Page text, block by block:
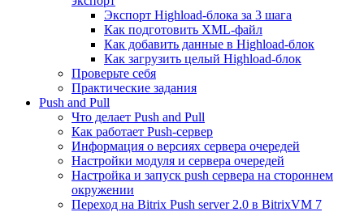
Экспорт Highload-блока за 3 шага
Как подготовить XML-файл
Как добавить данные в Highload-блок
Как загрузить целый Highload-блок
Проверьте себя
Практические задания
Push and Pull
Что делает Push and Pull
Как работает Push-сервер
Информация о версиях сервера очередей
Настройки модуля и сервера очередей
Настройка и запуск push сервера на стороннем
окружении
Переход на Bitrix Push server 2.0 в BitrixVM 7